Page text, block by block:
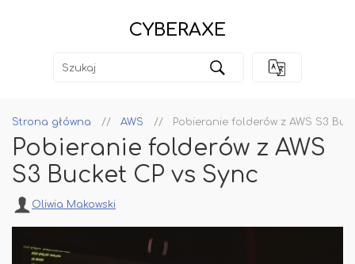
CYBERAXE
Strona główna AWS Pobieranie folderów z AWS S3
Pobieranie folderów z AWS
S3 Bucket CP vs Sync
Oliwia Makowski